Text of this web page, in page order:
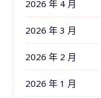
2026 年 4 月
2026 年 3 月
2026 年 2 月
2026 年 1 月